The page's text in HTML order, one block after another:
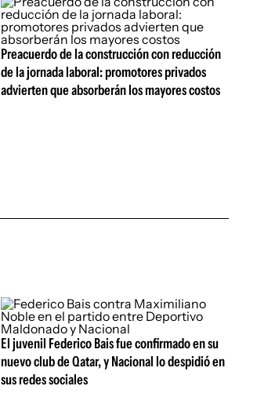
Preacuerdo de la construcción con reducción
de la jornada laboral: promotores privados
advierten que absorberán los mayores costos
El juvenil Federico Bais fue confirmado en su
nuevo club de Qatar, y Nacional lo despidió en
sus redes sociales